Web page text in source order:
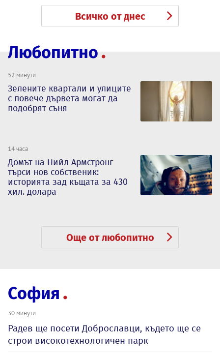
Всичко от днес
Любопитно
52 минути
Зелените квартали и улиците
с повече дървета могат да
подобрят съня
14 часа
Домът на Нийл Армстронг
търси нов собственик:
историята зад къщата за 430
хил. долара
Още от любопитно
София
30 минути
Радев ще посети Доброславци, където ще се
строи високотехнологичен парк